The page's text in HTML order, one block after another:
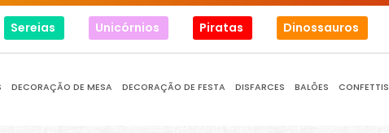
Sereias Unicórnios Piratas Dinossauros
DECORAÇÃO DE MESA DECORAÇÃO DE FESTA DISFARCES BALÕES CONFETTIS